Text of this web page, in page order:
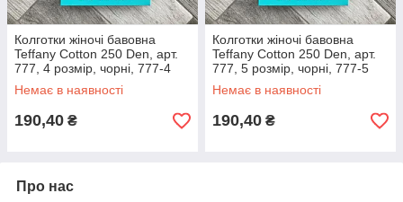
Колготки жіночі бавовна
Teffany Cotton 250 Den, арт.
777, 4 розмір, чорні, 777-4
Немає в наявності
190,40 ₴
Колготки жіночі бавовна
Teffany Cotton 250 Den, арт.
777, 5 розмір, чорні, 777-5
Немає в наявності
190,40 ₴
Про нас